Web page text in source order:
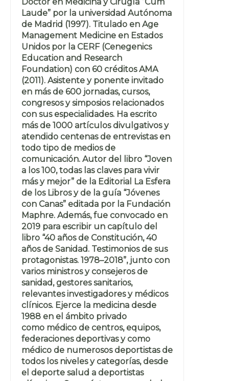
Laude” por la universidad Autónoma
de Madrid (1997). Titulado en Age
Management Medicine en Estados
Unidos por la CERF (Cenegenics
Education and Research
Foundation) con 60 créditos AMA
(2011). Asistente y ponente invitado
en más de 600 jornadas, cursos,
congresos y simposios relacionados
con sus especialidades. Ha escrito
más de 1000 artículos divulgativos y
atendido centenas de entrevistas en
todo tipo de medios de
comunicación. Autor del libro “Joven
a los 100, todas las claves para vivir
más y mejor” de la Editorial La Esfera
de los Libros y de la guía “Jóvenes
con Canas” editada por la Fundación
Maphre. Además, fue convocado en
2019 para escribir un capítulo del
libro “40 años de Constitución, 40
años de Sanidad. Testimonios de sus
protagonistas. 1978–2018”, junto con
varios ministros y consejeros de
sanidad, gestores sanitarios,
relevantes investigadores y médicos
clínicos. Ejerce la medicina desde
1988 en el ámbito privado
como médico de centros, equipos,
federaciones deportivas y como
médico de numerosos deportistas de
todos los niveles y categorías, desde
el deporte salud a deportistas